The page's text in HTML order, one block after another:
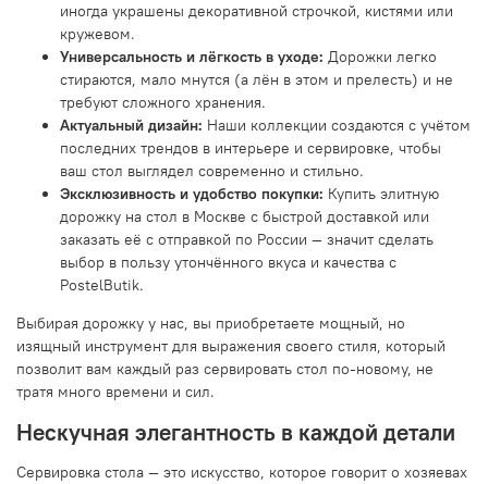
иногда украшены декоративной строчкой, кистями или
кружевом.
Универсальность и лёгкость в уходе: Дорожки легко
стираются, мало мнутся (а лён в этом и прелесть) и не
требуют сложного хранения.
Актуальный дизайн: Наши коллекции создаются с учётом
последних трендов в интерьере и сервировке, чтобы
ваш стол выглядел современно и стильно.
Эксклюзивность и удобство покупки: Купить элитную
дорожку на стол в Москве с быстрой доставкой или
заказать её с отправкой по России — значит сделать
выбор в пользу утончённого вкуса и качества с
PostelButik.
Выбирая дорожку у нас, вы приобретаете мощный, но
изящный инструмент для выражения своего стиля, который
позволит вам каждый раз сервировать стол по-новому, не
тратя много времени и сил.
Нескучная элегантность в каждой детали
Сервировка стола — это искусство, которое говорит о хозяевах